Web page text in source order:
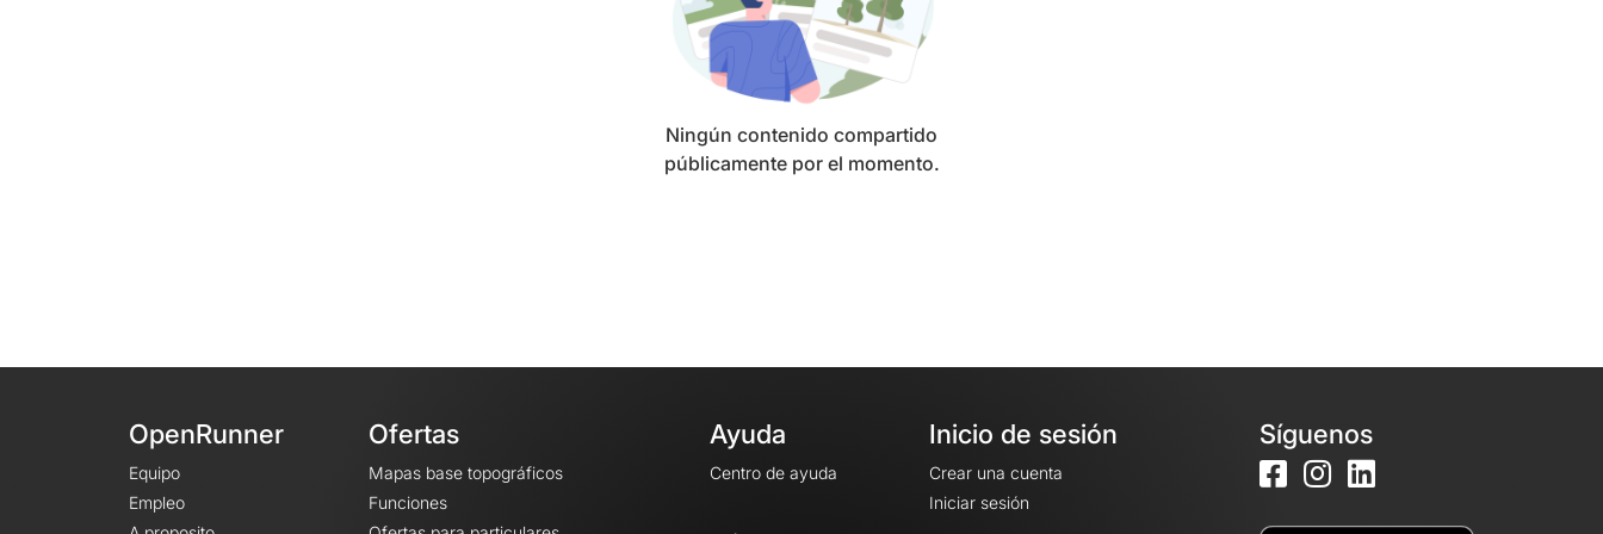
Ningún contenido compartido
públicamente por el momento.
OpenRunner
Equipo
Empleo
Ofertas
Mapas base topográficos
Funciones
Ayuda
Centro de ayuda
Inicio de sesión
Crear una cuenta
Iniciar sesión
Síguenos